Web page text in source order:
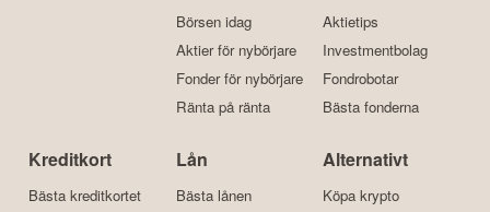
Börsen idag
Aktier för nybörjare
Fonder för nybörjare
Ränta på ränta
Aktietips
Investmentbolag
Fondrobotar
Bästa fonderna
Kreditkort
Bästa kreditkortet
Lån
Bästa lånen
Alternativt
Köpa krypto